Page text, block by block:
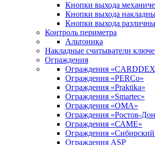
Кнопки выхода
Кнопки выхода
Кнопки выхода
Контроль периметра
Альтоника
Накладные считыватели
Ограждения
Ограждения
Ограждения «PERCo»
Ограждения «Praktika»
Ограждения «Smartec»
Ограждения «ОМА»
Ограждения «Ростов-
Ограждения «САМЕ»
Ограждения
Ограждения ASP